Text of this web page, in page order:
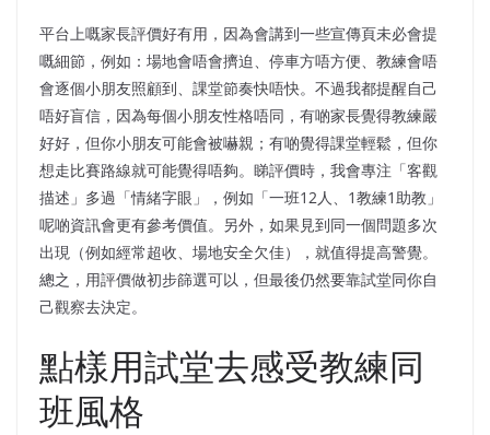
平台上嘅家長評價好有用，因為會講到一些宣傳頁未必會提
嘅細節，例如：場地會唔會擠迫、停車方唔方便、教練會唔
會逐個小朋友照顧到、課堂節奏快唔快。不過我都提醒自己
唔好盲信，因為每個小朋友性格唔同，有啲家長覺得教練嚴
好好，但你小朋友可能會被嚇親；有啲覺得課堂輕鬆，但你
想走比賽路線就可能覺得唔夠。睇評價時，我會專注「客觀
描述」多過「情緒字眼」，例如「一班12人、1教練1助教」
呢啲資訊會更有參考價值。另外，如果見到同一個問題多次
出現（例如經常超收、場地安全欠佳），就值得提高警覺。
總之，用評價做初步篩選可以，但最後仍然要靠試堂同你自
己觀察去決定。
點樣用試堂去感受教練同
班風格